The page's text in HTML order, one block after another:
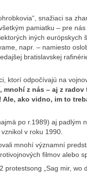
snažiaci sa
pamiatku – pre
iných európskych
napr. – namiesto
bratislavskej
ktorí odpočívajú na
mnohí z nás – aj z
ako vidno, im to
po r.1989) aj padlým
v roku 1990.
mnohí významní
filmov alebo
„Sag mir, wo